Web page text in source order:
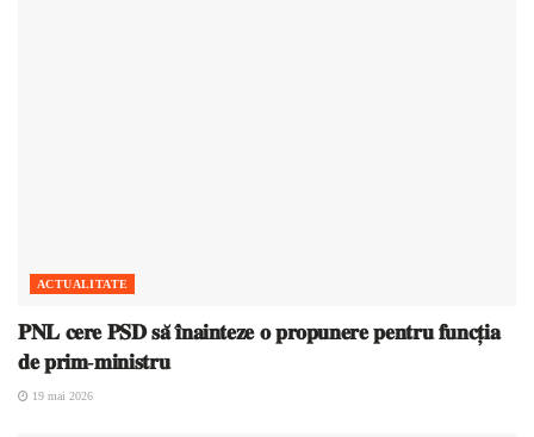
ACTUALITATE
𝐏𝐍𝐋 𝐜𝐞𝐫𝐞 𝐏𝐒𝐃 𝐬𝐚̆ 𝐢̂𝐧𝐚𝐢𝐧𝐭𝐞𝐳𝐞 𝐨 𝐩𝐫𝐨𝐩𝐮𝐧𝐞𝐫𝐞 𝐩𝐞𝐧𝐭𝐫𝐮 𝐟𝐮𝐧𝐜𝐭̦𝐢𝐚
𝐝𝐞 𝐩𝐫𝐢𝐦-𝐦𝐢𝐧𝐢𝐬𝐭𝐫𝐮
19 mai 2026